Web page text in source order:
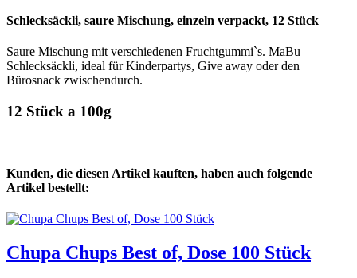
Schlecksäckli, saure Mischung, einzeln verpackt, 12 Stück
Saure Mischung mit verschiedenen Fruchtgummi`s. MaBu
Schlecksäckli, ideal für Kinderpartys, Give away oder den
Bürosnack zwischendurch.
12 Stück a 100g
Kunden, die diesen Artikel kauften, haben auch folgende
Artikel bestellt:
Chupa Chups Best of, Dose 100 Stück